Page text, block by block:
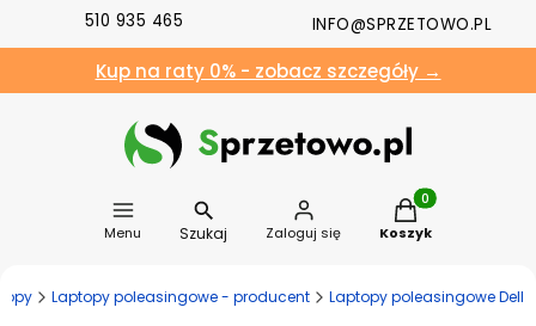
510 935 465 INFO@SPRZETOWO.PL
Kup na raty 0% - zobacz szczegóły →
Menu Szukaj Zaloguj się
Produkty w
Koszyk
Laptopy poleasingowe - producent Laptopy poleasingowe Dell